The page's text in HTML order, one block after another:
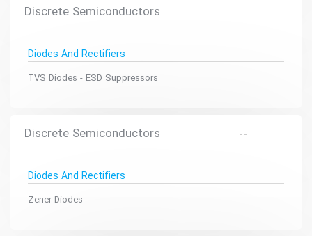
Discrete Semiconductors
Diodes And Rectifiers
TVS Diodes - ESD Suppressors
Discrete Semiconductors
Diodes And Rectifiers
Zener Diodes